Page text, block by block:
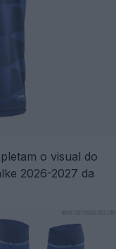
o visual do
2026-2027 da